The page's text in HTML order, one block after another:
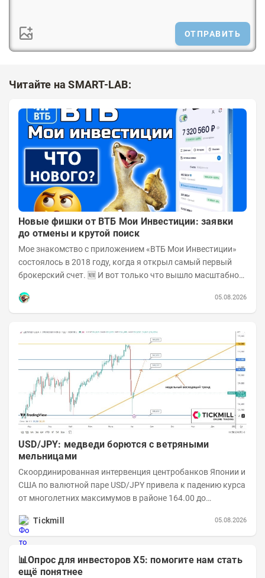
ОТПРАВИТЬ
Читайте на SMART-LAB:
Новые фишки от ВТБ Мои Инвестиции: заявки
до отмены и крутой поиск
Мое знакомство с приложением «ВТБ Мои Инвестиции»
состоялось в 2018 году, когда я открыл самый первый
брокерский счет. 🆕 И вот только что вышло масштабное
05.08.2026
USD/JPY: медведи борются с ветряными
мельницами
Скоординированная интервенция центробанков Японии и
США по валютной паре USD/JPY привела к падению курса
от многолетних максимумов в районе 164.00 до
Tickmill
05.08.2026
📊Опрос для инвесторов X5: помогите нам стать
ещё понятнее